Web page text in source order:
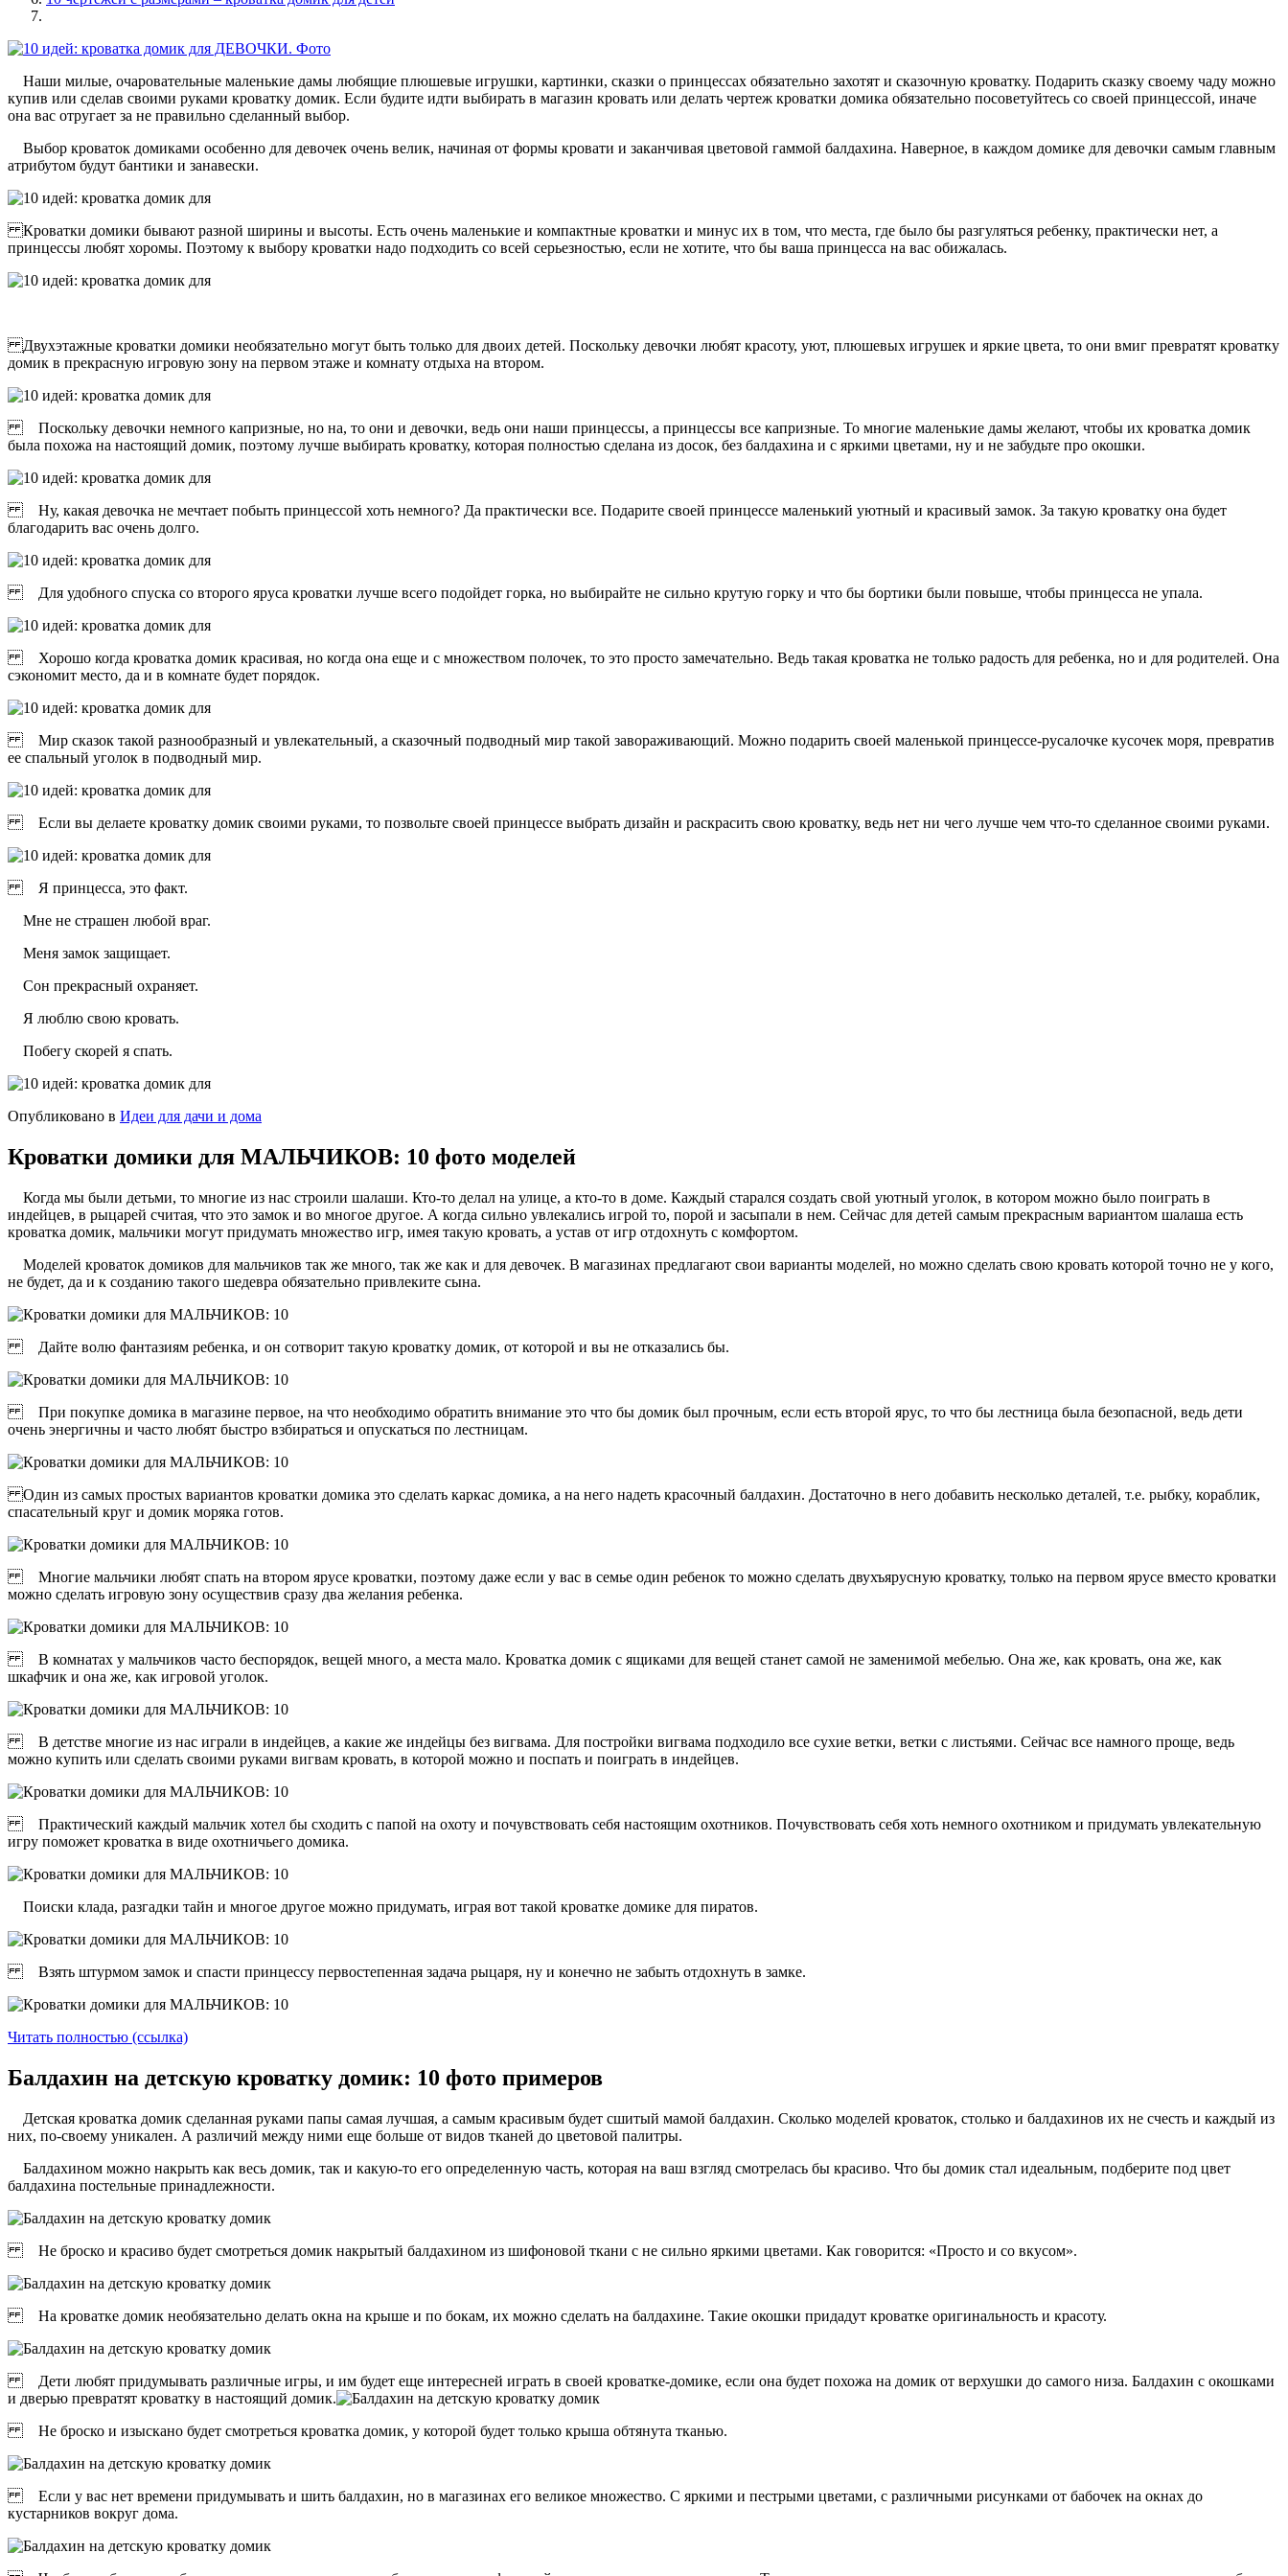
Наши милые, очаровательные маленькие дамы любящие плюшевые игрушки, картинки, сказки о принцессах обязательно захотят и сказочную кроватку. Подарить сказку своему чаду можно
купив или сделав своими руками кроватку домик. Если будите идти выбирать в магазин кровать или делать чертеж кроватки домика обязательно посоветуйтесь со своей принцессой, иначе
она вас отругает за не правильно сделанный выбор.
Выбор кроваток домиками особенно для девочек очень велик, начиная от формы кровати и заканчивая цветовой гаммой балдахина. Наверное, в каждом домике для девочки самым главным
атрибутом будут бантики и занавески.
Кроватки домики бывают разной ширины и высоты. Есть очень маленькие и компактные кроватки и минус их в том, что места, где было бы разгуляться ребенку, практически нет, а
принцессы любят хоромы. Поэтому к выбору кроватки надо подходить со всей серьезностью, если не хотите, что бы ваша принцесса на вас обижалась.
Двухэтажные кроватки домики необязательно могут быть только для двоих детей. Поскольку девочки любят красоту, уют, плюшевых игрушек и яркие цвета, то они вмиг превратят кроватку
домик в прекрасную игровую зону на первом этаже и комнату отдыха на втором.
Поскольку девочки немного капризные, но на, то они и девочки, ведь они наши принцессы, а принцессы все капризные. То многие маленькие дамы желают, чтобы их кроватка домик
была похожа на настоящий домик, поэтому лучше выбирать кроватку, которая полностью сделана из досок, без балдахина и с яркими цветами, ну и не забудьте про окошки.
Ну, какая девочка не мечтает побыть принцессой хоть немного? Да практически все. Подарите своей принцессе маленький уютный и красивый замок. За такую кроватку она будет
благодарить вас очень долго.
Для удобного спуска со второго яруса кроватки лучше всего подойдет горка, но выбирайте не сильно крутую горку и что бы бортики были повыше, чтобы принцесса не упала.
Хорошо когда кроватка домик красивая, но когда она еще и с множеством полочек, то это просто замечательно. Ведь такая кроватка не только радость для ребенка, но и для родителей. Она
сэкономит место, да и в комнате будет порядок.
Мир сказок такой разнообразный и увлекательный, а сказочный подводный мир такой завораживающий. Можно подарить своей маленькой принцессе-русалочке кусочек моря, превратив
ее спальный уголок в подводный мир.
Если вы делаете кроватку домик своими руками, то позвольте своей принцессе выбрать дизайн и раскрасить свою кроватку, ведь нет ни чего лучше чем что-то сделанное своими руками.
Я принцесса, это факт.
Мне не страшен любой враг.
Меня замок защищает.
Сон прекрасный охраняет.
Я люблю свою кровать.
Побегу скорей я спать.
Опубликовано в Идеи для дачи и дома
Кроватки домики для МАЛЬЧИКОВ: 10 фото моделей
Когда мы были детьми, то многие из нас строили шалаши. Кто-то делал на улице, а кто-то в доме. Каждый старался создать свой уютный уголок, в котором можно было поиграть в
индейцев, в рыцарей считая, что это замок и во многое другое. А когда сильно увлекались игрой то, порой и засыпали в нем. Сейчас для детей самым прекрасным вариантом шалаша есть
кроватка домик, мальчики могут придумать множество игр, имея такую кровать, а устав от игр отдохнуть с комфортом.
Моделей кроваток домиков для мальчиков так же много, так же как и для девочек. В магазинах предлагают свои варианты моделей, но можно сделать свою кровать которой точно не у кого,
не будет, да и к созданию такого шедевра обязательно привлеките сына.
Дайте волю фантазиям ребенка, и он сотворит такую кроватку домик, от которой и вы не отказались бы.
При покупке домика в магазине первое, на что необходимо обратить внимание это что бы домик был прочным, если есть второй ярус, то что бы лестница была безопасной, ведь дети
очень энергичны и часто любят быстро взбираться и опускаться по лестницам.
Один из самых простых вариантов кроватки домика это сделать каркас домика, а на него надеть красочный балдахин. Достаточно в него добавить несколько деталей, т.е. рыбку, кораблик,
спасательный круг и домик моряка готов.
Многие мальчики любят спать на втором ярусе кроватки, поэтому даже если у вас в семье один ребенок то можно сделать двухъярусную кроватку, только на первом ярусе вместо кроватки
можно сделать игровую зону осуществив сразу два желания ребенка.
В комнатах у мальчиков часто беспорядок, вещей много, а места мало. Кроватка домик с ящиками для вещей станет самой не заменимой мебелью. Она же, как кровать, она же, как
шкафчик и она же, как игровой уголок.
В детстве многие из нас играли в индейцев, а какие же индейцы без вигвама. Для постройки вигвама подходило все сухие ветки, ветки с листьями. Сейчас все намного проще, ведь
можно купить или сделать своими руками вигвам кровать, в которой можно и поспать и поиграть в индейцев.
Практический каждый мальчик хотел бы сходить с папой на охоту и почувствовать себя настоящим охотников. Почувствовать себя хоть немного охотником и придумать увлекательную
игру поможет кроватка в виде охотничьего домика.
Поиски клада, разгадки тайн и многое другое можно придумать, играя вот такой кроватке домике для пиратов.
Взять штурмом замок и спасти принцессу первостепенная задача рыцаря, ну и конечно не забыть отдохнуть в замке.
Читать полностью (ссылка)
Балдахин на детскую кроватку домик: 10 фото примеров
Детская кроватка домик сделанная руками папы самая лучшая, а самым красивым будет сшитый мамой балдахин. Сколько моделей кроваток, столько и балдахинов их не счесть и каждый из
них, по-своему уникален. А различий между ними еще больше от видов тканей до цветовой палитры.
Балдахином можно накрыть как весь домик, так и какую-то его определенную часть, которая на ваш взгляд смотрелась бы красиво. Что бы домик стал идеальным, подберите под цвет
балдахина постельные принадлежности.
Не броско и красиво будет смотреться домик накрытый балдахином из шифоновой ткани с не сильно яркими цветами. Как говорится: «Просто и со вкусом».
На кроватке домик необязательно делать окна на крыше и по бокам, их можно сделать на балдахине. Такие окошки придадут кроватке оригинальность и красоту.
Дети любят придумывать различные игры, и им будет еще интересней играть в своей кроватке-домике, если она будет похожа на домик от верхушки до самого низа. Балдахин с окошками
и дверью превратят кроватку в настоящий домик.
Не броско и изыскано будет смотреться кроватка домик, у которой будет только крыша обтянута тканью.
Если у вас нет времени придумывать и шить балдахин, но в магазинах его великое множество. С яркими и пестрыми цветами, с различными рисунками от бабочек на окнах до
кустарников вокруг дома.